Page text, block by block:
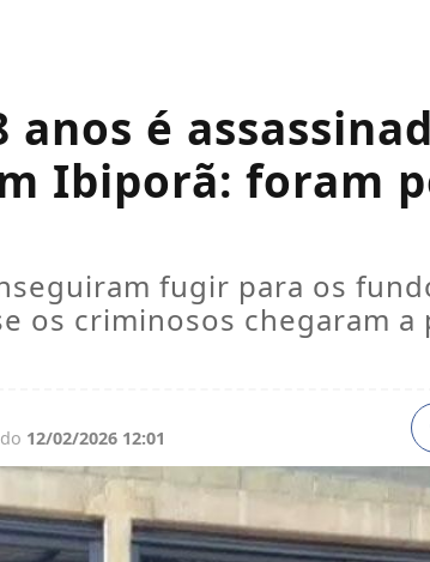
anos é
Ibiporã: foram
fugir para os
os criminosos chegaram a
12/02/2026 12:01